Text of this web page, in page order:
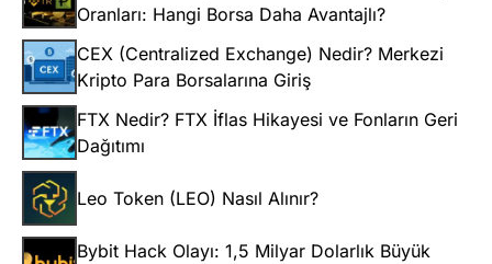
Oranları: Hangi Borsa Daha Avantajlı?
CEX (Centralized Exchange) Nedir? Merkezi
Kripto Para Borsalarına Giriş
FTX Nedir? FTX İflas Hikayesi ve Fonların Geri
Dağıtımı
Leo Token (LEO) Nasıl Alınır?
Bybit Hack Olayı: 1,5 Milyar Dolarlık Büyük